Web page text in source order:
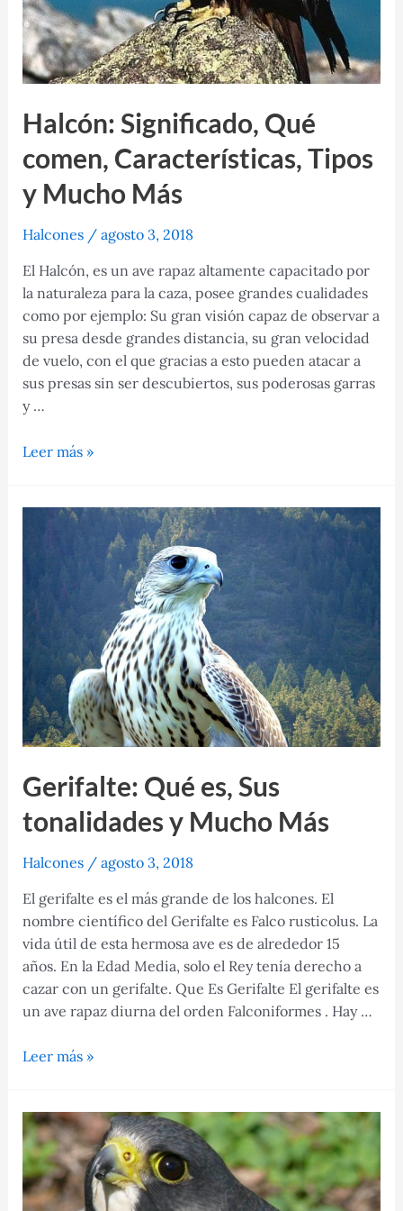
Halcón: Significado, Qué
comen, Características, Tipos
y Mucho Más
Halcones/ agosto 3, 2018
El Halcón, es un ave rapaz altamente capacitado por
la naturaleza para la caza, posee grandes cualidades
como por ejemplo: Su gran visión capaz de observar a
su presa desde grandes distancia, su gran velocidad
de vuelo, con el que gracias a esto pueden atacar a
sus presas sin ser descubiertos, sus poderosas garras
y …
Halcón:
comen,
Características,
y
Mucho
Más
Leer más »
Gerifalte: Qué es, Sus
tonalidades y Mucho Más
Halcones/ agosto 3, 2018
El gerifalte es el más grande de los halcones. El
nombre científico del Gerifalte es Falco rusticolus. La
vida útil de esta hermosa ave es de alrededor 15
años. En la Edad Media, solo el Rey tenía derecho a
cazar con un gerifalte. Que Es Gerifalte El gerifalte es
un ave rapaz diurna del orden Falconiformes . Hay …
Gerifalte:
Sus
tonalidades
y
Mucho
Leer más »